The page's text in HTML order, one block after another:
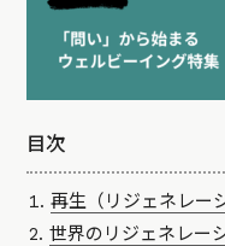
目次
再生（リジェネレー
世界のリジェネレー